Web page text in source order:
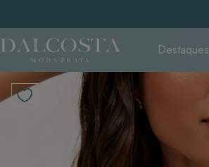
Destaques